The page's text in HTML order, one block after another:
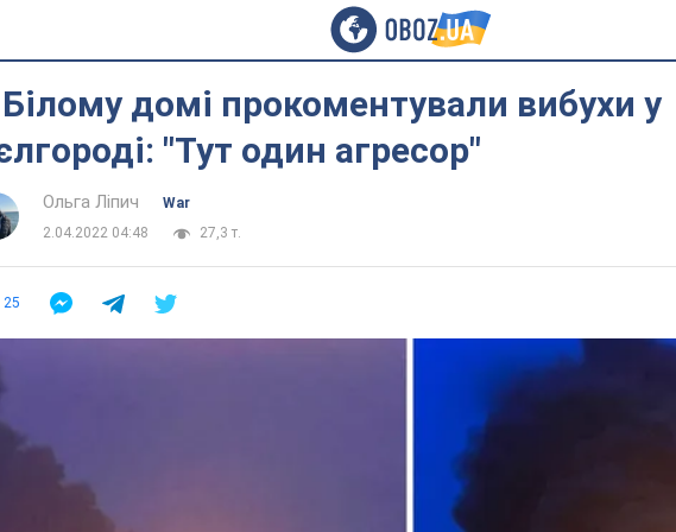
домі прокоментували вибухи у
"Тут один агресор"
Ольга Ліпич
War
2.04.2022 04:48
27,3 т.
25